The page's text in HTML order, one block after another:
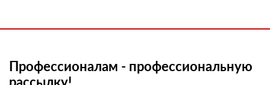
Профессионалам - профессиональную
рассылку!